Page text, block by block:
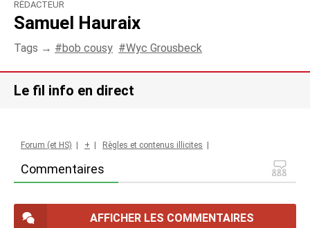
RÉDACTEUR
Samuel Hauraix
Tags → bob cousy Wyc Grousbeck
Le fil info en direct
Commentaires
Forum (et HS) | + | Règles et contenus illicites |
AFFICHER LES COMMENTAIRES